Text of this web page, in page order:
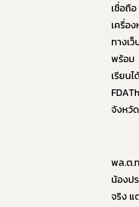
เชื่อถื
เครื่อ
ทางเ
พร้อม
เรียน
จังหวั
พล.ต.
น้องป
จริง แ